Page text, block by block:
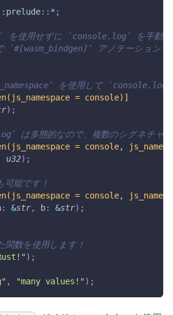
prelude:: * ;
を使用せずに `console.log` を手動で
アノテーションを
を使用して
= console)]
) ;
は多態的なので、複数のシグネチャを
= console,
u32) ;
能です！
= console,
: &str, b: &str) ;
数を使用します！
) ;
, "many values!" ) ;